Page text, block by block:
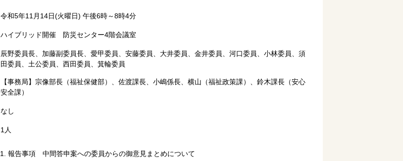
令和5年11月14日(火曜日) 午後6時～8時4分
ハイブリッド開催 防災センター4階会議室
辰野委員長、加藤副委員長、愛甲委員、安藤委員、大井委員、金井委員、河口委員、小林委員、須
田委員、土公委員、西田委員、箕輪委員
【事務局】宗像部長（福祉保健部）、佐渡課長、小嶋係長、横山（福祉政策課）、鈴木課長（安心
安全課）
なし
1人
報告事項 中間答申案への委員からの御意見まとめについて